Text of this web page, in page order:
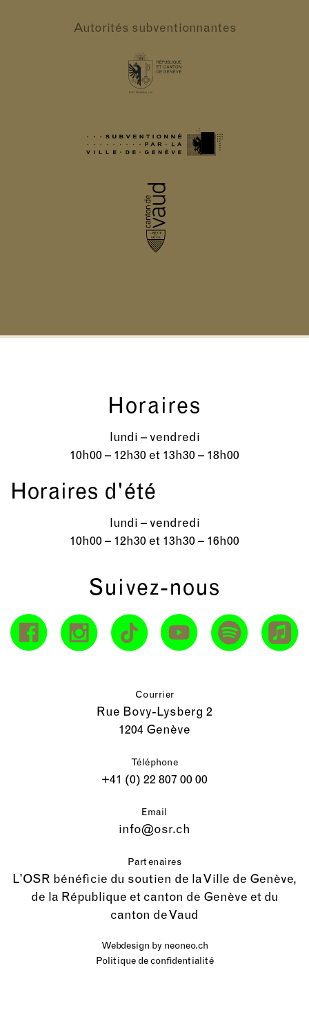
Autorités subventionnantes
Horaires
lundi – vendredi
10h00 – 12h30 et 13h30 – 18h00
Horaires d'été
lundi – vendredi
10h00 – 12h30 et 13h30 – 16h00
Suivez-nous
Courrier
Rue Bovy-Lysberg 2
1204 Genève
Téléphone
+41 (0) 22 807 00 00
Email
info@osr.ch
Partenaires
L’OSR bénéficie du soutien de la Ville de Genève,
de la République et canton de Genève et du
canton de Vaud
Webdesign by neoneo.ch
Politique de confidentialité